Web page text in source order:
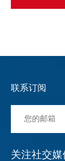
联系订阅
关注社交